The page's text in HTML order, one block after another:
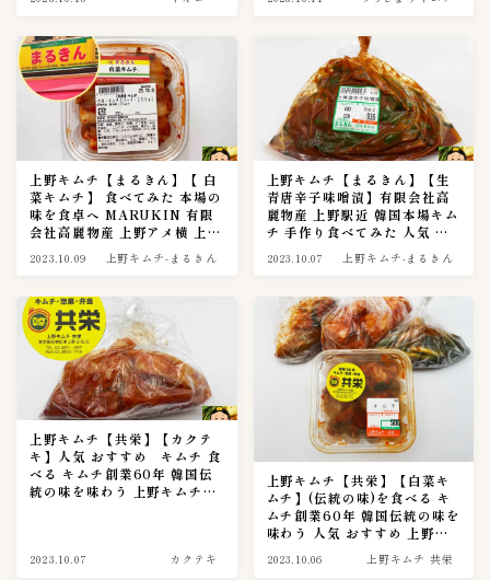
OH！！！（ご飯がススム）
キムチチラシ 1
キムチ自動販売機
コンビニ 8
セブンイレブン 6
デイリーストアー
スーパーキムチ
Annyeong mart
Costcoコストコ 2
Yesmart 2
ほっともっと 0
コモディイイダ 3
コーヒーカルディ
ソウル市場
上野キムチ【まるきん】【 白
菜キムチ】 食べてみた 本場の
味を食卓へ MARUKIN 有限
会社高麗物産 上野アメ横 上野
コリアタウン 人気 おすすめ
上野キムチ横丁【21】
2023.10.09 上野キムチ-まるきん
上野キムチ【まるきん】【生
青唐辛子味噌漬】有限会社高
麗物産 上野駅近 韓国本場キム
チ 手作り食べてみた 人気 お
すすめ キムチ 食べる【キムチ
ナビ実食調査篇0020話】
2023.10.07 上野キムチ-まるきん
上野キムチ【共栄】【カクテ
キ】人気 おすすめ キムチ 食
べる キムチ創業60年 韓国伝
統の味を味わう 上野キムチ横
2023.10.07 カクテキ
上野キムチ【共栄】【白菜キ
ムチ】(伝統の味)を食べる キ
ムチ創業60年 韓国伝統の味を
味わう 人気 おすすめ 上野キ
ムチ【キムチナビ実食調査篇
0018話】
2023.10.06 上野キムチ 共栄